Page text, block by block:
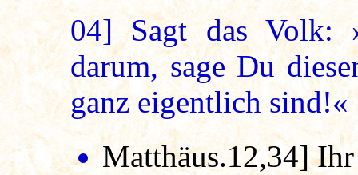
04] Sagt das Volk:
darum, sage Du
ganz eigentlich sind!«
Matthäus.12,34]